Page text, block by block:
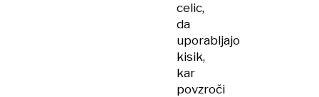
celic,
da
uporabljajo
kisik,
kar
povzroči